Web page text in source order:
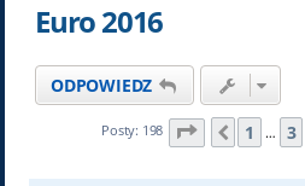
Euro 2016
ODPOWIEDZ
Posty: 198 Strona 5z 7
1 … 3